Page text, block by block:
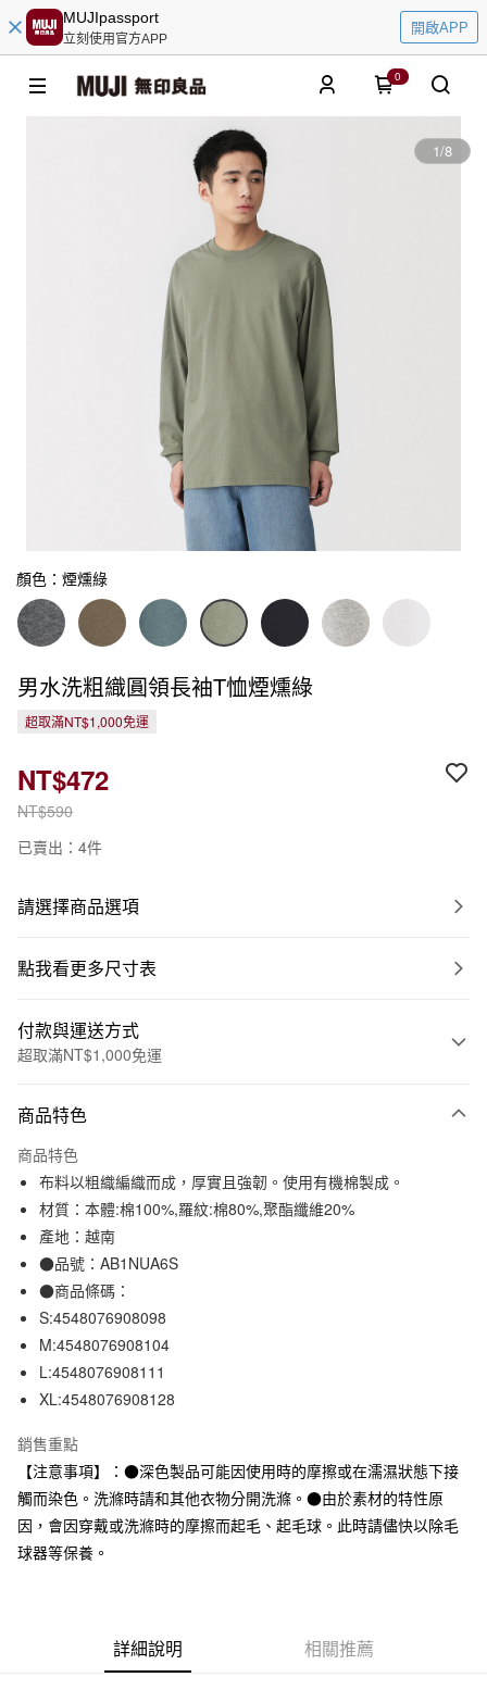
MUJIpassport
立刻使用官方APP
開啟APP
0
1/8
顏色：煙燻綠
男水洗粗織圓領長袖T恤煙燻綠
超取滿NT$1,000免運
NT$590
NT$472
已賣出：4件
請選擇商品選項
點我看更多尺寸表
付款與運送方式
超取滿NT$1,000免運
信用卡一次付款
信用卡分期付款
3 期 0 利率 每期NT$157
合作金庫商業銀行
華南商業銀行
上海商業儲蓄銀行
臺灣中小企業銀行
匯豐（台灣）商業銀行
聯邦商業銀行
元大商業銀行
台新國際商業銀行
台灣樂天信用卡公司
超商取貨付款
LINE Pay
Apple Pay
街口支付
悠遊付
運送方式
全家取貨付款
每筆NT$65，滿NT$1,000(含以上)免運費
付款後全家取貨
每筆NT$65，滿NT$1,000(含以上)免運費
商品特色
商品特色
布料以粗織編織而成，厚實且強韌。使用有機棉製成。
材質：本體:棉100%,羅紋:棉80%,聚酯纖維20%
產地：越南
●品號：AB1NUA6S
●商品條碼：
S:4548076908098
M:4548076908104
L:4548076908111
XL:4548076908128
銷售重點
【注意事項】：●深色製品可能因使用時的摩擦或在濡濕狀態下接
觸而染色。洗滌時請和其他衣物分開洗滌。●由於素材的特性原
因，會因穿戴或洗滌時的摩擦而起毛、起毛球。此時請儘快以除毛
球器等保養。
詳細說明 相關推薦